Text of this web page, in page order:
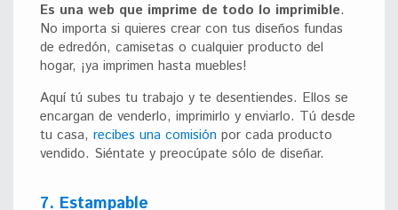
Es una web que imprime de todo lo imprimible.
No importa si quieres crear con tus diseños fundas
de edredón, camisetas o cualquier producto del
hogar, ¡ya imprimen hasta muebles!
Aquí tú subes tu trabajo y te desentiendes. Ellos se
encargan de venderlo, imprimirlo y enviarlo. Tú desde
tu casa, recibes una comisión por cada producto
vendido. Siéntate y preocúpate sólo de diseñar.
7. Estampable